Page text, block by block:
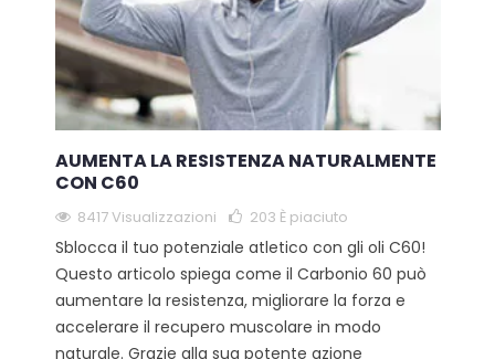
AUMENTA LA RESISTENZA NATURALMENTE
CON C60
8417 Visualizzazioni 203 È piaciuto
Sblocca il tuo potenziale atletico con gli oli C60!
Questo articolo spiega come il Carbonio 60 può
aumentare la resistenza, migliorare la forza e
accelerare il recupero muscolare in modo
naturale. Grazie alla sua potente azione